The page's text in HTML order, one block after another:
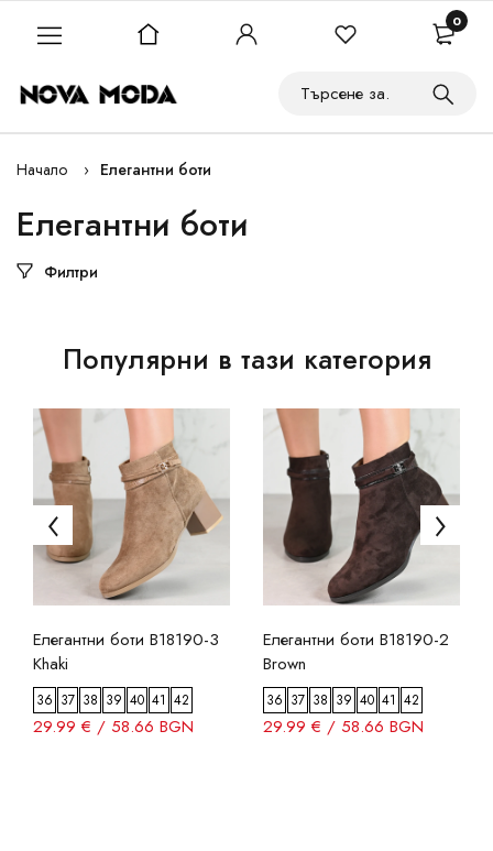
Начало Елегантни боти
Елегантни боти
Филтри
Популярни в тази категория
Елегантни боти B18190-3
Khaki
36 37 38 39 40 41 42
29.99 € / 58.66 BGN
Елегантни боти B18190-2
Brown
36 37 38 39 40 41 42
29.99 € / 58.66 BGN
0